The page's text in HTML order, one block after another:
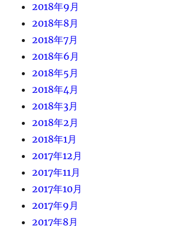
2018年9月
2018年8月
2018年7月
2018年6月
2018年5月
2018年4月
2018年3月
2018年2月
2018年1月
2017年12月
2017年11月
2017年10月
2017年9月
2017年8月